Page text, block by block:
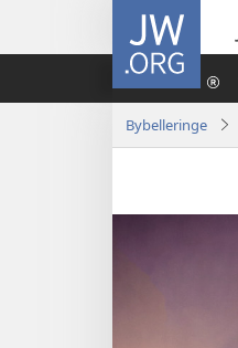
JW.ORG
Bybelleringe